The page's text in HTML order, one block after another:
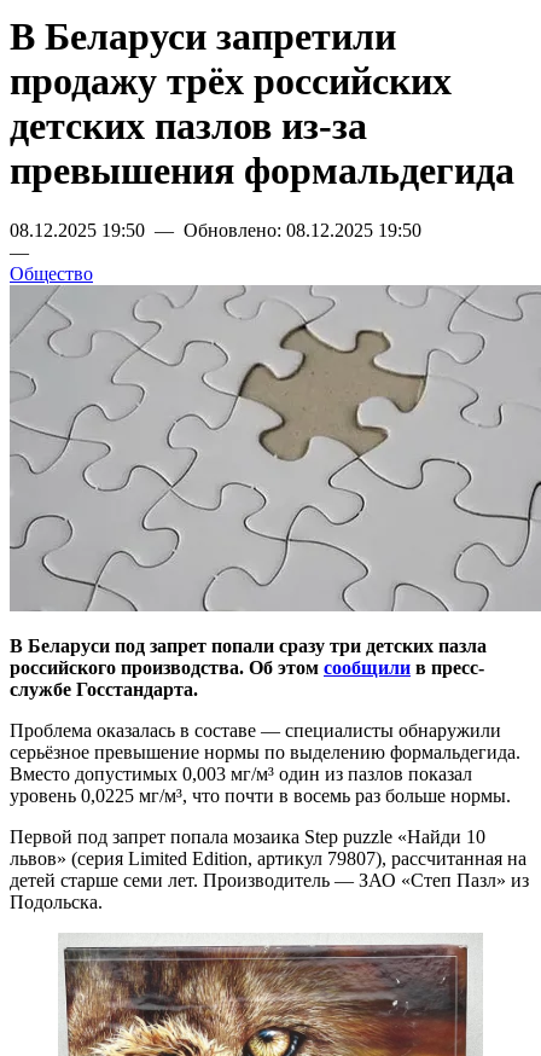
В Беларуси запретили
продажу трёх российских
детских пазлов из-за
превышения формальдегида
08.12.2025 19:50 — Обновлено: 08.12.2025 19:50
—
Общество
В Беларуси под запрет попали сразу три детских пазла
российского производства. Об этом сообщили в пресс-
службе Госстандарта.
Проблема оказалась в составе — специалисты обнаружили
серьёзное превышение нормы по выделению формальдегида.
Вместо допустимых 0,003 мг/м³ один из пазлов показал
уровень 0,0225 мг/м³, что почти в восемь раз больше нормы.
Первой под запрет попала мозаика Step puzzle «Найди 10
львов» (серия Limited Edition, артикул 79807), рассчитанная на
детей старше семи лет. Производитель — ЗАО «Степ Пазл» из
Подольска.